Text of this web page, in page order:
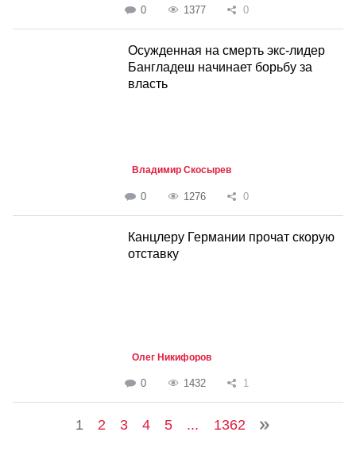
0 1377 0
Осужденная на смерть экс-лидер
Бангладеш начинает борьбу за
власть
Владимир Скосырев
0 1276 0
Канцлеру Германии прочат скорую
отставку
Олег Никифоров
0 1432 1
1 2 3 4 5 ... 1362